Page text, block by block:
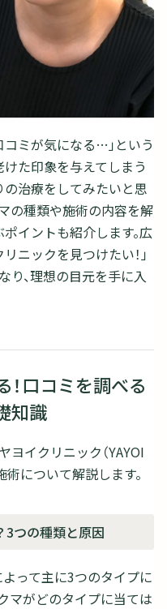
ミが気になる…」という
た印象を与えてしまう
の治療をしてみたいと思
の種類や施術の内容を解
イントも紹介します。広
ニックを見つけたい！」
り、理想の目元を手に入
口コミを調べる
知識
ヨイクリニック（YAYOI
について解説します。
つの種類と原因
よって主に3つのタイプに
マがどのタイプに当ては